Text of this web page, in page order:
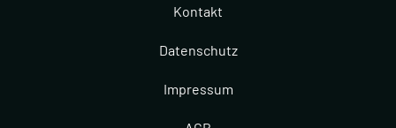
Kontakt
Datenschutz
Impressum